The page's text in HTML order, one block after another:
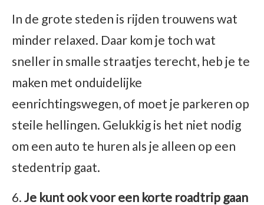
In de grote steden is rijden trouwens wat
minder relaxed. Daar kom je toch wat
sneller in smalle straatjes terecht, heb je te
maken met onduidelijke
eenrichtingswegen, of moet je parkeren op
steile hellingen. Gelukkig is het niet nodig
om een auto te huren als je alleen op een
stedentrip gaat.
Je kunt ook voor een korte roadtrip gaan